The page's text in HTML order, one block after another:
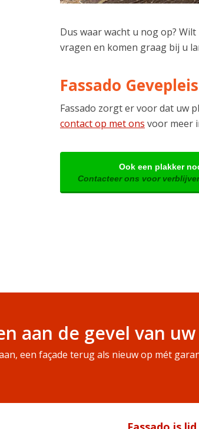
Dus waar wacht u nog op?
vragen en komen graag bij u
Fassado
Fassado zorgt er voor dat uw
contact op met ons voor meer
Ook een plakker
Contacteer ons voor
aan de gevel van
een façade terug als nieuw op mét